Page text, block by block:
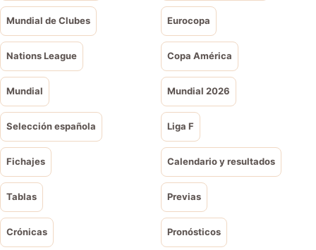
Mundial de Clubes Eurocopa
Nations League Copa América
Mundial Mundial 2026
Selección española Liga F
Fichajes Calendario y resultados
Tablas Previas
Crónicas Pronósticos